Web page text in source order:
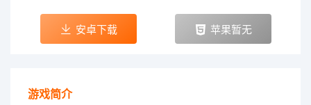
安卓下载 苹果暂无
游戏简介